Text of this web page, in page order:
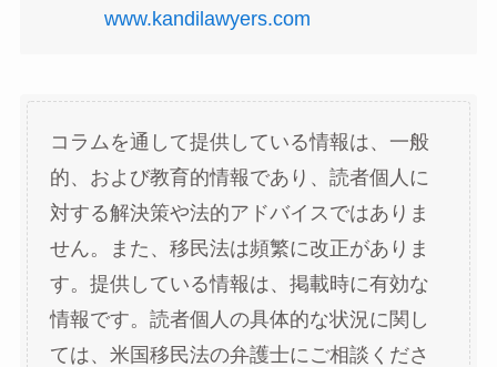
www.kandilawyers.com
コラムを通して提供している情報は、一般
的、および教育的情報であり、読者個人に
対する解決策や法的アドバイスではありま
せん。また、移民法は頻繁に改正がありま
す。提供している情報は、掲載時に有効な
情報です。読者個人の具体的な状況に関し
ては、米国移民法の弁護士にご相談くださ